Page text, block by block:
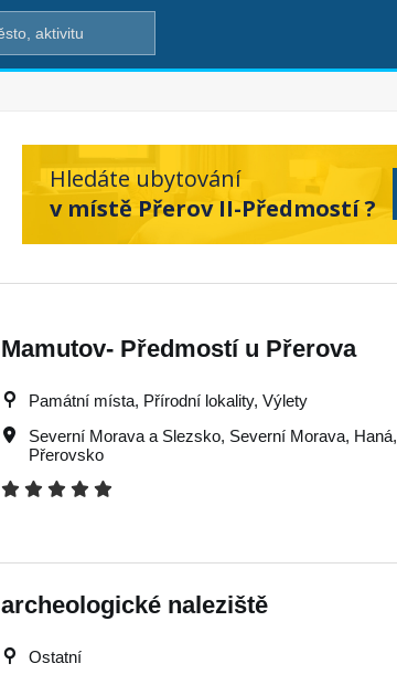
Hledáte ubytování
v místě Přerov II-Předmostí ?
Mamutov- Předmostí u Přerova
Památní místa, Přírodní lokality, Výlety
Severní Morava a Slezsko, Severní Morava, Haná,
Přerovsko
archeologické naleziště
Ostatní